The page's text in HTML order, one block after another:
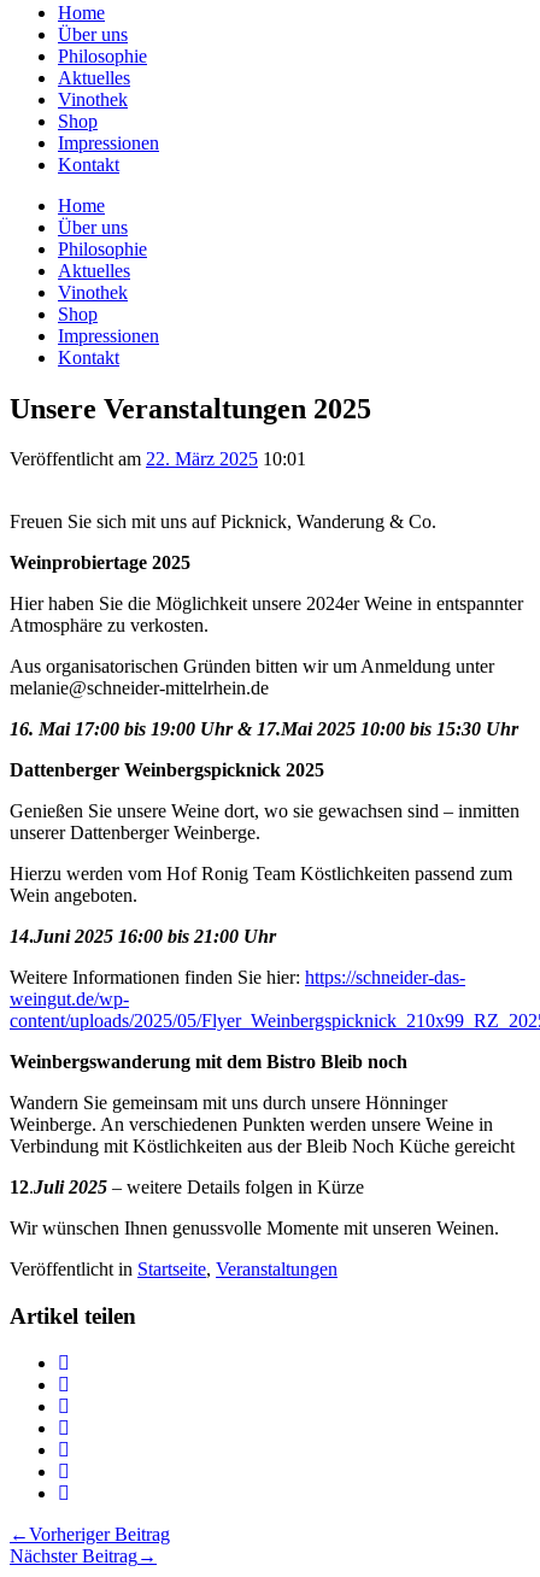
Home
Über uns
Philosophie
Aktuelles
Vinothek
Shop
Impressionen
Kontakt
Home
Über uns
Philosophie
Aktuelles
Vinothek
Shop
Impressionen
Kontakt
Unsere Veranstaltungen 2025
Veröffentlicht am 22. März 2025 10:01
Freuen Sie sich mit uns auf Picknick, Wanderung & Co.
Weinprobiertage 2025
Hier haben Sie die Möglichkeit unsere 2024er Weine in entspannter
Atmosphäre zu verkosten.
Aus organisatorischen Gründen bitten wir um Anmeldung unter
melanie@schneider-mittelrhein.de
16. Mai 17:00 bis 19:00 Uhr & 17.Mai 2025 10:00 bis 15:30 Uhr
Dattenberger Weinbergspicknick 2025
Genießen Sie unsere Weine dort, wo sie gewachsen sind – inmitten
unserer Dattenberger Weinberge.
Hierzu werden vom Hof Ronig Team Köstlichkeiten passend zum
Wein angeboten.
14.Juni 2025 16:00 bis 21:00 Uhr
Weitere Informationen finden Sie hier: https://schneider-das-
weingut.de/wp-
content/uploads/2025/05/
Weinbergswanderung mit dem Bistro Bleib noch
Wandern Sie gemeinsam mit uns durch unsere Hönninger
Weinberge. An verschiedenen Punkten werden unsere Weine in
Verbindung mit Köstlichkeiten aus der Bleib Noch Küche gereicht
12.Juli 2025 – weitere Details folgen in Kürze
Wir wünschen Ihnen genussvolle Momente mit unseren Weinen.
Veröffentlicht in Startseite, Veranstaltungen
Artikel teilen
Pinterest
auf
Xing
2025
via
Veranstaltungen
2025
Beitragsnavigation
←Vorheriger Beitrag
Nächster Beitrag→